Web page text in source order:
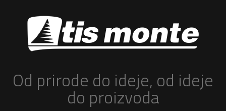
Od prirode do ideje, od ideje
do proizvoda